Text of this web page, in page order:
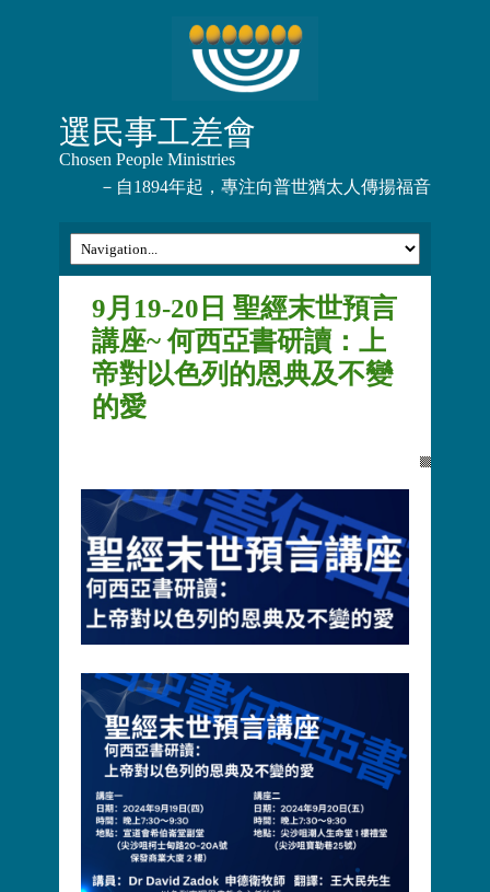
選民事工差會
Chosen People Ministries
－自1894年起，專注向普世猶太人傳揚福音
9月19-20日 聖經末世預言
講座~ 何西亞書研讀：上
帝對以色列的恩典及不變
的愛